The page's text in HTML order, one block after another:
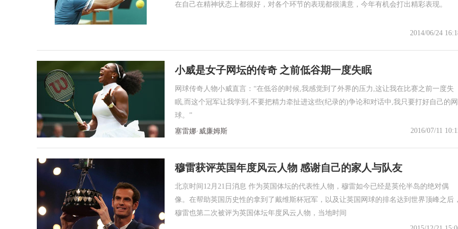
在自己在精神状态上都很好，对各个环节的表现都很满意，今年有机会打出精彩表现。
2014/06/24
小威是女子网坛的传奇 之前低谷期一度失眠
网球传奇人物小威直言：“在低谷的时候,我感觉到了外界的压力,这让我在比赛之前一度失
眠,而这个冠军让我学到,不要把精力牵扯进这些(纪录的)争论和对话中,我只要打好自己的网
球。”
2016/07/11
塞雷娜·威廉姆斯
穆雷获评英国年度风云人物 感谢自己的家人与队友
北京时间12月21日消息 作为英国体坛的代表性人物，穆雷如今已经是英伦半岛的绝对偶
像。在帮助英国历史性的拿到了戴维斯杯冠军，以及让英国网球的排名达到世界顶峰之后，
穆雷也第二次被评为英国体坛年度风云人物，当地时间